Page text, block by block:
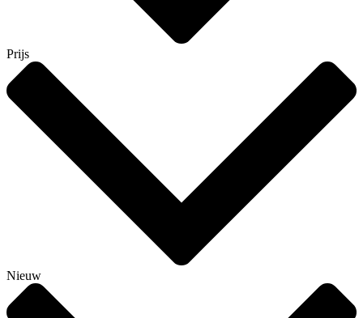
Prijs
Nieuw